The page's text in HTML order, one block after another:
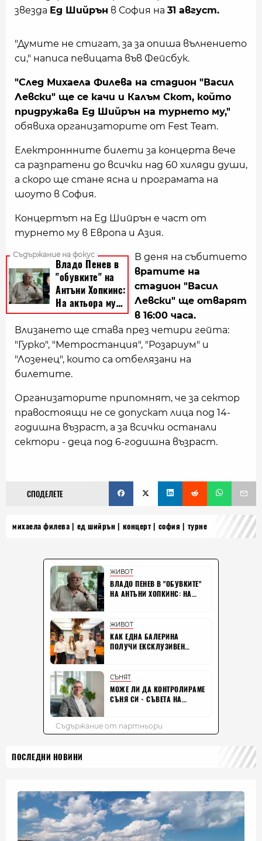
звезда Ед Шийрън в София на 31 август.
"Думите не стигат, за за опиша вълнението
си," написа певицата във Фейсбук.
"След Михаела Филева на стадион "Васил
Левски" ще се качи и Калъм Скот, който
придружава Ед Шийрън на турнето му,"
обявиха организаторите от Fest Team.
Електроннните билети за концерта вече
са разпратени до всички над 60 хиляди души,
а скоро ще стане ясна и програмата на
шоуто в София.
Концертът на Ед Шийрън е част от
турнето му в Европа и Азия.
В деня на събитието
вратите на
стадион "Васил
Левски" ще отварят
в 16:00 часа.
Влизането ще става през четири гейта:
"Гурко", "Метростанция", "Розариум" и
"Лозенец", които са отбелязани на
билетите.
Организаторите припомнят, че за сектор
правостоящи не се допускат лица под 14-
годишна възраст, а за всички останали
сектори - деца под 6-годишна възраст.
СПОДЕЛЕТЕ
михаела филева ед шийрън концерт софия турне
ПОСЛЕДНИ НОВИНИ